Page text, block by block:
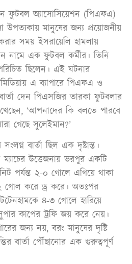
ফুটবল অ্যাসোসিয়েশন (পিএফএ)
উপত্যকায় মানুষের জন্য প্রয়োজনীয়
সময় ইসরায়েলি হামলায়
নামে এক ফুটবল কর্মীর। তিনি
ছিলেন। এই ঘটনার
এ ব্যাপারে পিএফএ ও
দেন পিএসজির তারকা ফুটবলার
‘আপনাদের কি বলতে পারবে
গেছে সুলেইমান?’
বার্তা ছিল এক দৃষ্টান্ত।
উত্তেজনায় ভরপুর একটি
পর্যন্ত ২-০ গোলে এগিয়ে থাকা
গোল করে ড্র করে। অতঃপর
৪-৩ গোলে হারিয়ে
কাপের ট্রফি জয় করে নেয়।
জন্য নয়, বরং মানুষের দৃষ্টি
বার্তা পৌঁছানোর এক গুরুত্বপূর্ণ